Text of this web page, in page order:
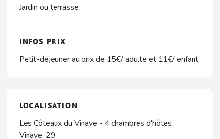
Jardin ou terrasse
INFOS PRIX
Petit-déjeuner au prix de 15€/ adulte et 11€/ enfant.
LOCALISATION
Les Côteaux du Vinave - 4 chambres d'hôtes
Vinave, 29